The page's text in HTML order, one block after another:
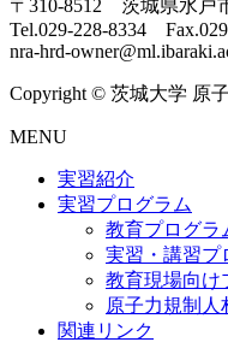
〒310-8512 茨城県水戸
Tel.029-228-8334
nra-hrd-
Copyright © 茨城大学 原
MENU
実習紹介
実習プログラム
教育プログラ
実習・講習プ
教育現場向け
原子力規制人
関連リンク